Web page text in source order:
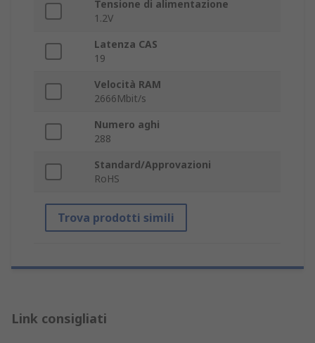
Tensione di alimentazione
1.2V
Latenza CAS
19
Velocità RAM
2666Mbit/s
Numero aghi
288
Standard/Approvazioni
RoHS
Trova prodotti simili
Link consigliati